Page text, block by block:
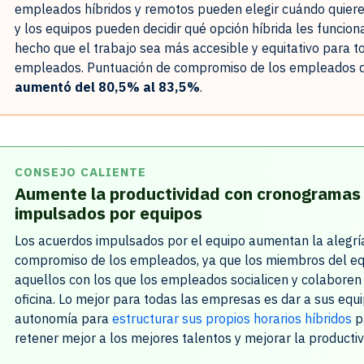
empleados híbridos y remotos pueden elegir cuándo
y los equipos pueden decidir qué opción híbrida les
hecho que el trabajo sea más accesible y equitativo para
empleados. Puntuación de compromiso de los empleados
aumentó del 80,5% al 83,5%.
CONSEJO CALIENTE
Aumente la productividad con
impulsados por equipos
Los acuerdos impulsados por el equipo aumentan la
compromiso de los empleados, ya que los miembros del
aquellos con los que los empleados socialicen y
oficina. Lo mejor para todas las empresas es dar a sus
autonomía para estructurar sus propios horarios híbridos
retener mejor a los mejores talentos y mejorar la